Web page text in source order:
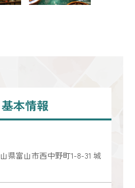
基本情報
県富山市西中野町1-8-31 城